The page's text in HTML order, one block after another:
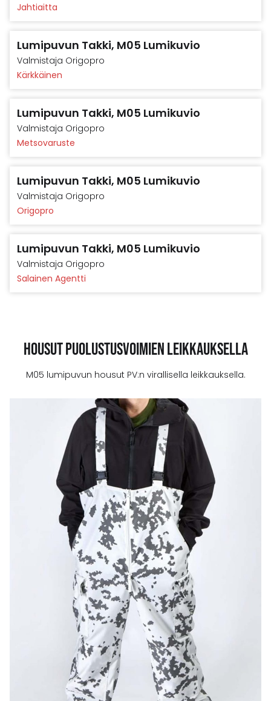
Jahtiaitta
Lumipuvun Takki, M05 Lumikuvio
Valmistaja Origopro
Kärkkäinen
Lumipuvun Takki, M05 Lumikuvio
Valmistaja Origopro
Metsovaruste
Lumipuvun Takki, M05 Lumikuvio
Valmistaja Origopro
Origopro
Lumipuvun Takki, M05 Lumikuvio
Valmistaja Origopro
Salainen Agentti
Housut Puolustusvoimien leikkauksella
M05 lumipuvun housut PV:n virallisella leikkauksella.